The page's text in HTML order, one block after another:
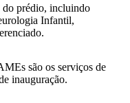
do prédio, incluindo
Infantil,
são os serviços de
inauguração.